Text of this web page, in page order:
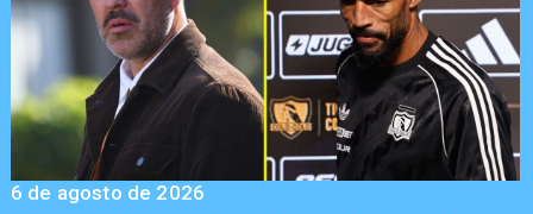
6 de agosto de 2026